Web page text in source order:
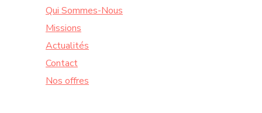
Qui Sommes-Nous
Missions
Actualités
Contact
Nos offres